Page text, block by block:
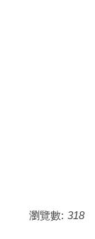
瀏覽數: 318